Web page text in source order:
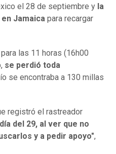
el 28 de septiembre y la
Jamaica para recargar
las 11 horas (16h00
se perdió toda
se encontraba a 130 millas
registró el rastreador
del 29, al ver que no
y a pedir apoyo",